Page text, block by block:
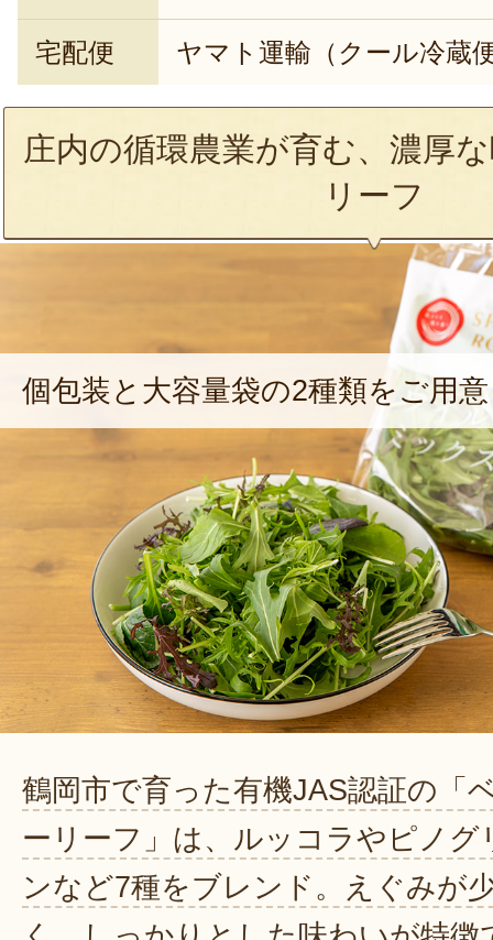
宅配便 ヤマト運輸（クール冷蔵
庄内の循環農業が育む、濃厚
リーフ
個包装と大容量袋の2種類をご用意
鶴岡市で育った有機JAS認証の「
ーリーフ」は、ルッコラやピノグ
ンなど7種をブレンド。えぐみが